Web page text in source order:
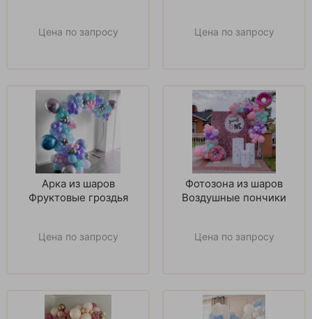
Цена по запросу Цена по запросу
Арка из шаров
Фруктовые гроздья
Цена по запросу
Фотозона из шаров
Воздушные пончики
Цена по запросу